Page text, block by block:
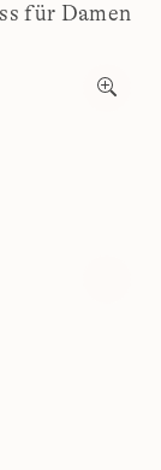
für Damen